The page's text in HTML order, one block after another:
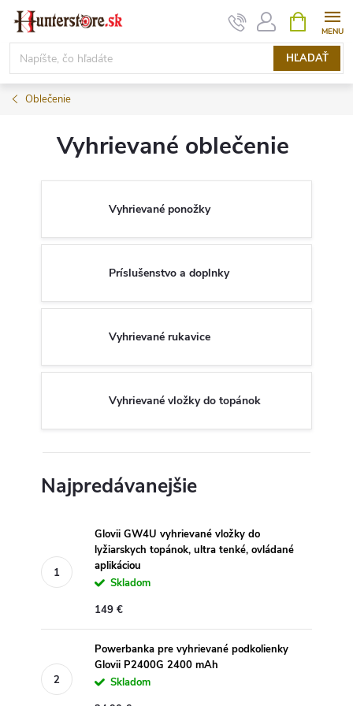
Prejsť
obsah
HĽADAŤ
KOŠÍK
Oblečenie
Vyhrievané oblečenie
Vyhrievané ponožky
Príslušenstvo a doplnky
Vyhrievané rukavice
Vyhrievané vložky do topánok
Najpredávanejšie
Glovii GW4U vyhrievané vložky do
lyžiarskych topánok, ultra tenké, ovládané
aplikáciou
Skladom
149 €
Powerbanka pre vyhrievané podkolienky
Glovii P2400G 2400 mAh
Skladom